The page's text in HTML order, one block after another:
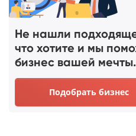
Не нашли
что хотите и мы
бизнес вашей мечты.
Подобрать бизнес